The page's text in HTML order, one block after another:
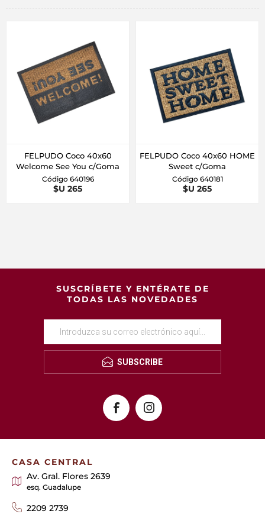
FELPUDO Coco 40x60
Welcome See You c/Goma
Código 640196
$U 265
FELPUDO Coco 40x60 HOME
Sweet c/Goma
Código 640181
$U 265
SUSCRÍBETE Y ENTÉRATE DE
TODAS LAS NOVEDADES
SUBSCRIBE
CASA CENTRAL
Av. Gral. Flores 2639
esq. Guadalupe
2209 2739